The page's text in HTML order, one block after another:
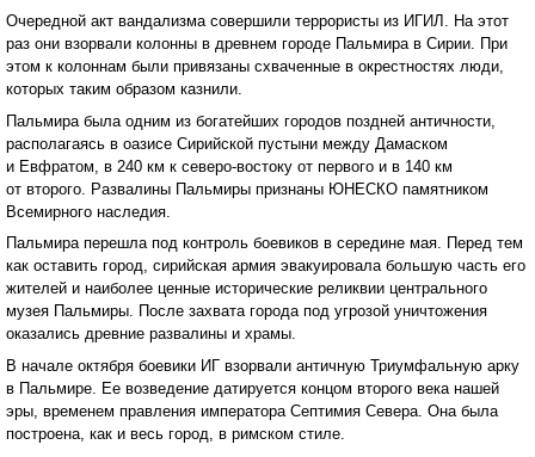
Очередной акт вандализма совершили террористы из ИГИЛ. На этот
раз они взорвали колонны в древнем городе Пальмира в Сирии. При
этом к колоннам были привязаны схваченные в окрестностях люди,
которых таким образом казнили.
Пальмира была одним из богатейших городов поздней античности,
располагаясь в оазисе Сирийской пустыни между Дамаском
и Евфратом, в 240 км к северо-востоку от первого и в 140 км
от второго. Развалины Пальмиры признаны ЮНЕСКО памятником
Всемирного наследия.
Пальмира перешла под контроль боевиков в середине мая. Перед тем
как оставить город, сирийская армия эвакуировала большую часть его
жителей и наиболее ценные исторические реликвии центрального
музея Пальмиры. После захвата города под угрозой уничтожения
оказались древние развалины и храмы.
В начале октября боевики ИГ взорвали античную Триумфальную арку
в Пальмире. Ее возведение датируется концом второго века нашей
эры, временем правления императора Септимия Севера. Она была
построена, как и весь город, в римском стиле.